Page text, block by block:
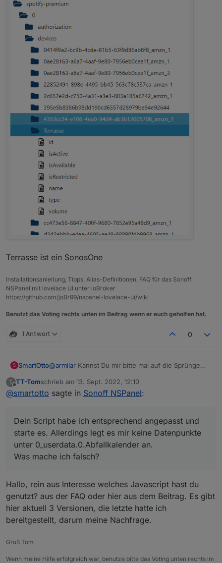
Terrasse ist ein SonosOne
Installationsanleitung, Tipps, Alias-Definitionen, FAQ für das Sonoff
NSPanel mit lovelace UI unter ioBroker
https://github.com/joBr99/nspanel-lovelace-ui/wiki
Benutzt das Voting rechts unten im Beitrag wenn er euch geholfen hat.
1 Antwort 0
S SmartOtto@armilar Kannst Du mir bitte mal auf die Sprünge
Ich habe die Mülldaten im DP ical.0.data.table. Bei
mir heißen die Tonnen im Kalender anders (z.B.:
starte es. Allerdings legt es mir keine Datenpunkte
unter 0_userdata.0.Abfallkalender an.
Was mache ich falsch?
T
Offline
TT-Tomschrieb am 13. Sept. 2022, 12:10
zuletzt editiert von
@smartotto sagte in Sonoff NSPanel:
Dein Script habe ich entsprechend angepasst und
starte es. Allerdings legt es mir keine Datenpunkte
unter 0_userdata.0.Abfallkalender an.
Was mache ich falsch?
Hallo, rein aus Interesse welches Javascript hast du
genutzt? aus der FAQ oder hier aus dem Beitrag. Es gibt
hier aktuell 3 Versionen, die letzte hatte ich
bereitgestellt, darum meine Nachfrage.
Gruß Tom
Wenn meine Hilfe erfolgreich war, benutze bitte das Voting unten rechts im